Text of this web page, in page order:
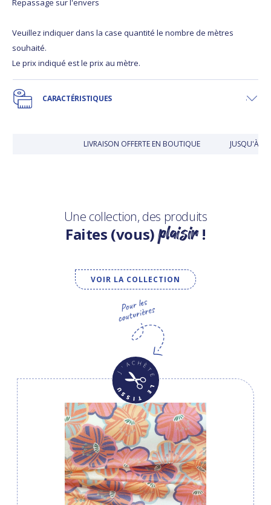
Repassage sur l'envers
Veuillez indiquer dans la case quantité le nombre de mètres
souhaité.
Le prix indiqué est le prix au mètre.
CARACTÉRISTIQUES
LIVRAISON OFFERTE EN BOUTIQUE JUSQU'À
Une collection, des produits
Faites (vous)plaisir!
VOIR LA COLLECTION